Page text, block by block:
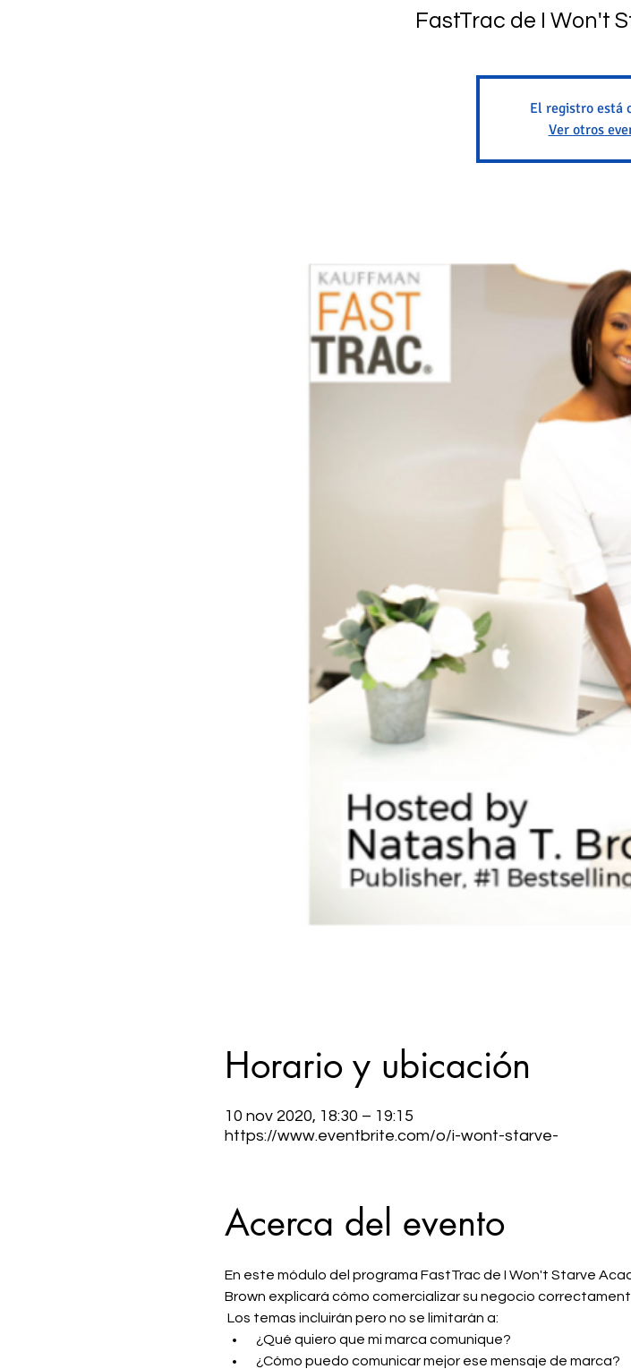
FastTrac de I Won't
El registro está
Ver otros
Horario y ubicación
10 nov 2020, 18:30 – 19:15
https://www.eventbrite.com/o/i-wont-starve-
Acerca del evento
En este módulo del programa FastTrac de I Won't Starve
Brown explicará cómo comercializar su negocio
Los temas incluirán pero no se limitarán a:
¿Qué quiero que mi marca comunique?
¿Cómo puedo comunicar mejor ese mensaje de marca?